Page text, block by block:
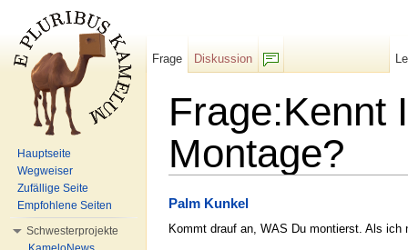
Frage:Kennt
Montage?
Palm Kunkel
Kommt drauf an, WAS Du montierst. Als ich
Frage
Diskussion
Hauptseite
Wegweiser
Zufällige Seite
Empfohlene Seiten
Schwesterprojekte